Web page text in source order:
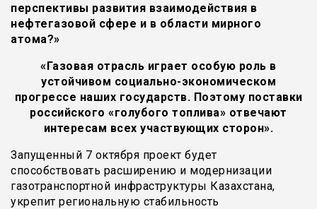
перспективы развития взаимодействия в
нефтегазовой сфере и в области мирного
атома?»
«Газовая отрасль играет особую роль в
устойчивом социально-экономическом
прогрессе наших государств. Поэтому поставки
российского «голубого топлива» отвечают
интересам всех участвующих сторон».
Запущенный 7 октября проект будет
способствовать расширению и модернизации
газотранспортной инфраструктуры Казахстана,
укрепит региональную стабильность